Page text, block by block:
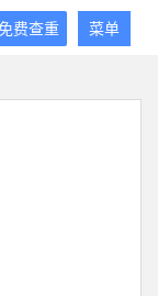
菜单
费查重